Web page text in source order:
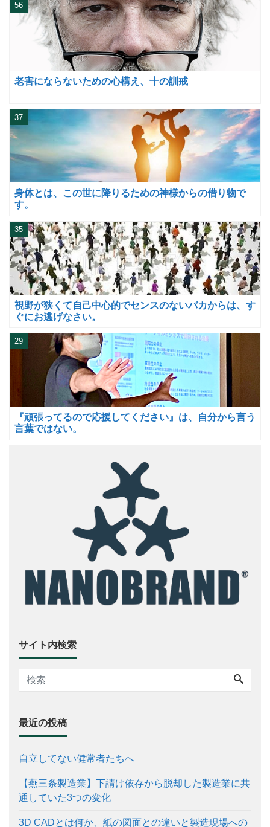
老害にならないための心構え、十の訓戒
56
身体とは、この世に降りるための神様からの借り物で
す。
37
視野が狭くて自己中心的でセンスのないバカからは、す
ぐにお逃げなさい。
35
『頑張ってるので応援してください』は、自分から言う
言葉ではない。
29
サイト内検索
最近の投稿
自立してない健常者たちへ
【燕三条製造業】下請け依存から脱却した製造業に共
通していた3つの変化
3D CADとは何か、紙の図面との違いと製造現場への